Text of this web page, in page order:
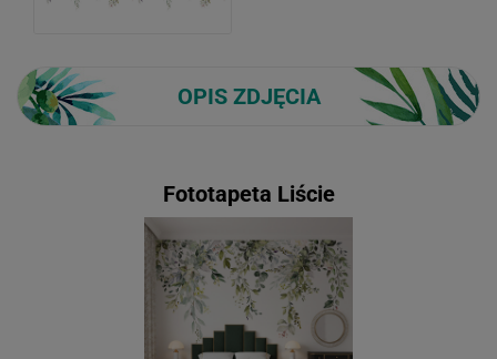
OPIS ZDJĘCIA
Fototapeta Liście